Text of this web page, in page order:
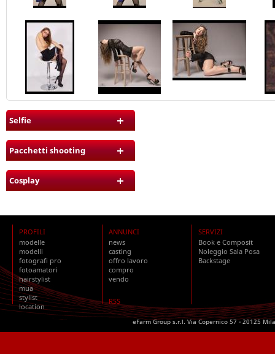
Selfie
Pacchetti shooting
Cosplay
PROFILI
modelle
modelli
fotografi pro
fotoamatori
hairstylist
mua
stylist
location
ANNUNCI
news
casting
offro lavoro
compro
vendo
RSS
SERVIZI
Book e Composit
Noleggio Sala Posa
Backstage
eFarm Group s.r.l. Via Copernico 57 - 20125